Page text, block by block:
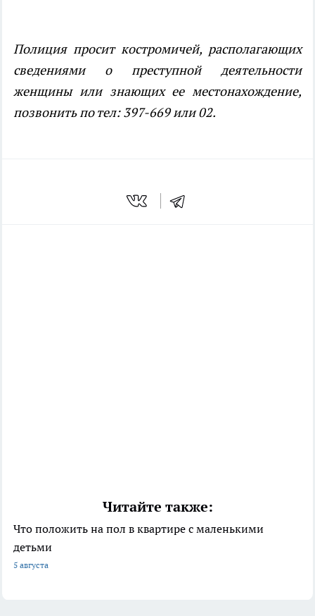
Полиция просит костромичей, располагающих
сведениями о преступной деятельности
женщины или знающих ее местонахождение,
позвонить по тел: 397-669 или 02.
Читайте также:
Что положить на пол в квартире с маленькими
детьми
5 августа